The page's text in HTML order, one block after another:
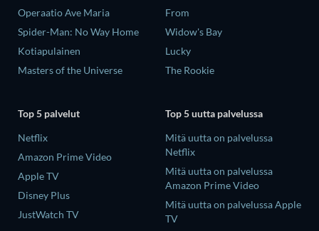
Operaatio Ave Maria
Spider-Man: No Way Home
Kotiapulainen
Masters of the Universe
From
Widow's Bay
Lucky
The Rookie
Top 5 palvelut
Netflix
Amazon Prime Video
Apple TV
Disney Plus
JustWatch TV
Top 5 uutta palvelussa
Mitä uutta on palvelussa
Netflix
Mitä uutta on palvelussa
Amazon Prime Video
Mitä uutta on palvelussa Apple
TV